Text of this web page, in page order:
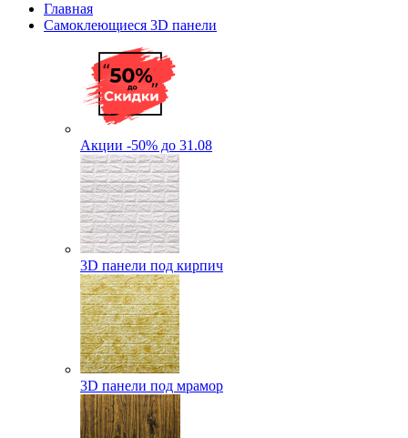
Главная
Самоклеющиеся 3D панели
Акции -50% до 31.08
3D панели под кирпич
3D панели под мрамор